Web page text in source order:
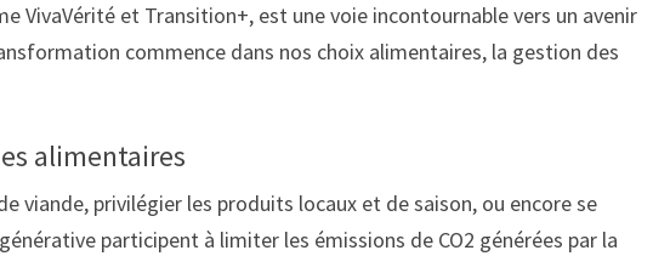
VivaVérité et Transition+, est une voie incontournable vers un avenir
commence dans nos choix alimentaires, la gestion des
alimentaires
viande, privilégier les produits locaux et de saison, ou encore se
participent à limiter les émissions de CO2 générées par la